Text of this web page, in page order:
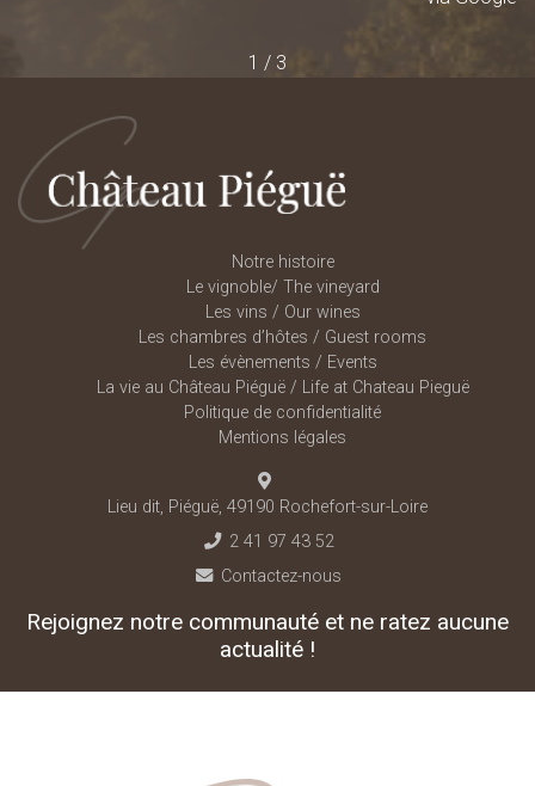
1 / 3
Notre histoire
Le vignoble/ The vineyard
Les vins / Our wines
Les chambres d’hôtes / Guest rooms
Les évènements / Events
La vie au Château Piéguë / Life at Chateau Pieguë
Politique de confidentialité
Mentions légales
Lieu dit, Piéguë, 49190 Rochefort-sur-Loire
2 41 97 43 52
Contactez-nous
Rejoignez notre communauté et ne ratez aucune
actualité !